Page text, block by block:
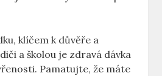
klíčem k důvěře a
a školou je zdravá dávka
Pamatujte, že máte